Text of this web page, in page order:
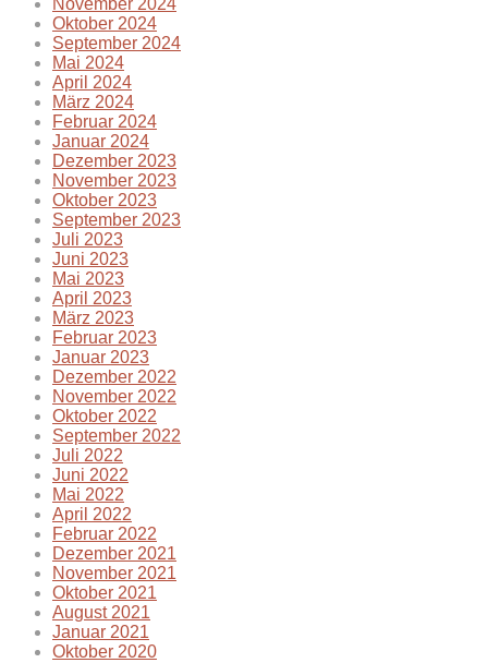
November 2024
Oktober 2024
September 2024
Mai 2024
April 2024
März 2024
Februar 2024
Januar 2024
Dezember 2023
November 2023
Oktober 2023
September 2023
Juli 2023
Juni 2023
Mai 2023
April 2023
März 2023
Februar 2023
Januar 2023
Dezember 2022
November 2022
Oktober 2022
September 2022
Juli 2022
Juni 2022
Mai 2022
April 2022
Februar 2022
Dezember 2021
November 2021
Oktober 2021
August 2021
Januar 2021
Oktober 2020